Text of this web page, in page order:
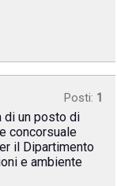
Posti: 1
di un posto di
concorsuale
il Dipartimento
e ambiente